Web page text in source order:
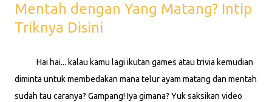
Mentah dengan Yang Matang? Intip
Triknya Disini
Hai hai... kalau kamu lagi ikutan games atau trivia kemudian
diminta untuk membedakan mana telur ayam matang dan mentah
sudah tau caranya? Gampang! Iya gimana? Yuk saksikan video